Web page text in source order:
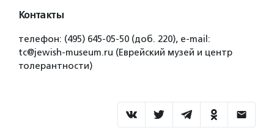
Контакты
телефон: (495) 645-05-50 (доб. 220), е-mail:
tc@jewish-museum.ru (Еврейский музей и центр
толерантности)